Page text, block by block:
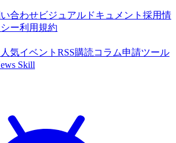
合わせビジュアルドキュメント 採用情
ー利用規約
人気イベント RSS購読コラム申請ツール
Skill